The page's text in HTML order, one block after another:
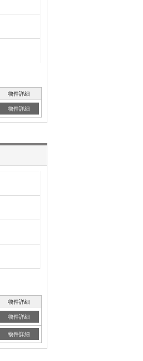
物件詳細
物件詳細
物件詳細
物件詳細
物件詳細